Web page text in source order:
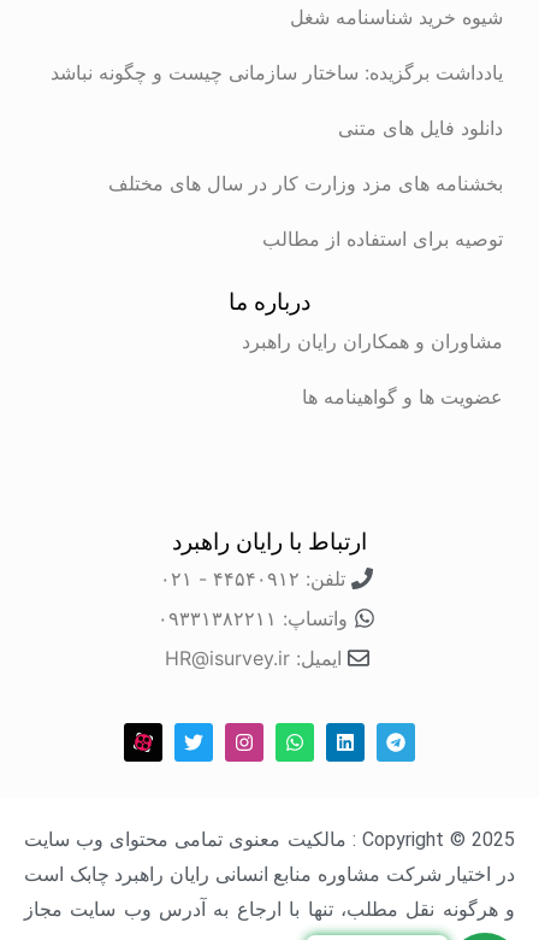
شیوه خرید شناسنامه شغل
یادداشت برگزیده: ساختار سازمانی چیست و چگونه نباشد
دانلود فایل های متنی
بخشنامه های مزد وزارت کار در سال های مختلف
توصیه برای استفاده از مطالب
درباره ما
مشاوران و همکاران رایان راهبرد
عضویت ها و گواهینامه ها
ارتباط با رایان راهبرد
تلفن: ۴۴۵۴۰۹۱۲ - ۰۲۱
واتساپ: ۰۹۳۳۱۳۸۲۲۱۱
ایمیل: HR@isurvey.ir
Copyright © 2025 : مالکیت معنوی تمامی محتوای وب سایت
در اختیار شرکت مشاوره منابع انسانی رایان راهبرد چابک است
و هرگونه نقل مطلب، تنها با ارجاع به آدرس وب سایت مجاز